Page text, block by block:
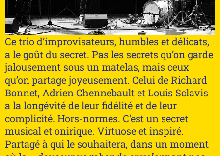
Ce trio d’improvisateurs, humbles et délicats,
a le goût du secret. Pas les secrets qu’on garde
jalousement sous un matelas, mais ceux
qu’on partage joyeusement. Celui de Richard
Bonnet, Adrien Chennebault et Louis Sclavis
a la longévité de leur fidélité et de leur
complicité. Hors-normes. C’est un secret
musical et onirique. Virtuose et inspiré.
Partagé à qui le souhaitera, dans un moment